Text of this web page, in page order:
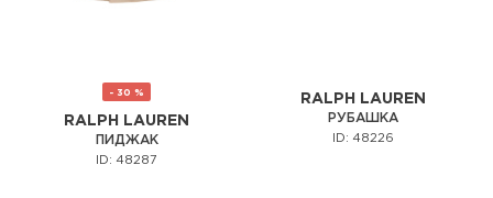
- 30 %
RALPH LAUREN
ПИДЖАК
ID: 48287
RALPH LAUREN
РУБАШКА
ID: 48226